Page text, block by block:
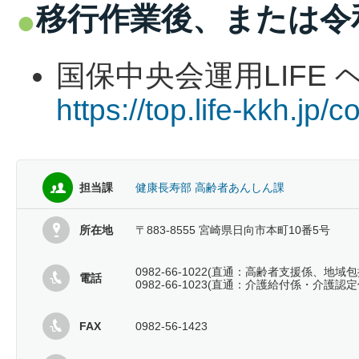
移行作業後、または
国保中央会運用LIFE
https://top.life-kkh.jp/
担当課 健康長寿部 高齢者あんしん課
所在地 〒883-8555 宮崎県日向市本町10番5号
電話
0982-66-1022(直通：高齢者支援係、地域
0982-66-1023(直通：介護給付係・介護認
FAX 0982-56-1423